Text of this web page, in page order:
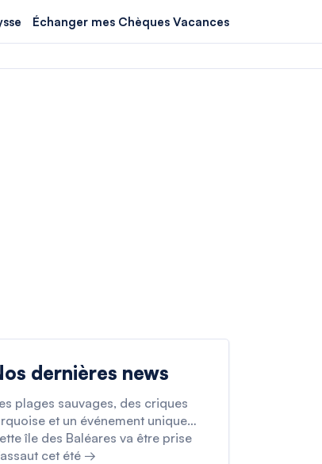
Échanger mes Chèques Vacances
dernières news
plages sauvages, des criques
et un événement unique…
île des Baléares va être prise
cet été →